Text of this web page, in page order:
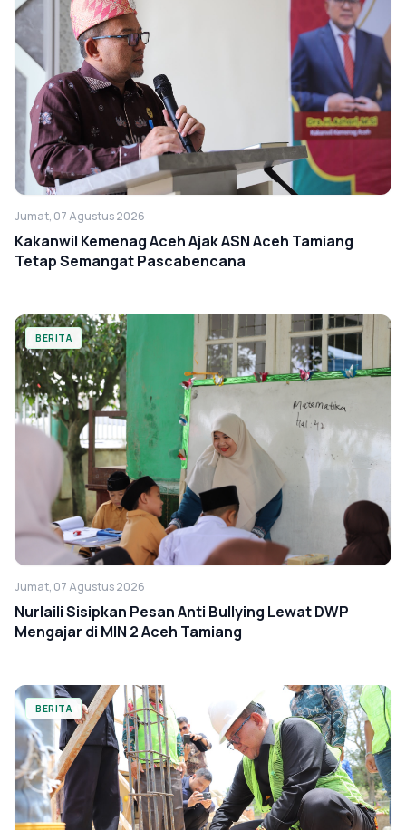
Jumat, 07 Agustus 2026
Kakanwil Kemenag Aceh Ajak ASN Aceh Tamiang
Tetap Semangat Pascabencana
BERITA
Jumat, 07 Agustus 2026
Nurlaili Sisipkan Pesan Anti Bullying Lewat DWP
Mengajar di MIN 2 Aceh Tamiang
BERITA